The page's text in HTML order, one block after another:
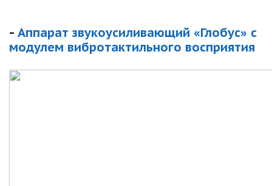
- Аппарат звукоусиливающий «Глобус» с
модулем вибротактильного восприятия